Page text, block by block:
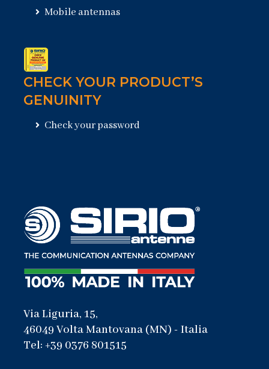
Mobile antennas
CHECK YOUR PRODUCT’S
GENUINITY
Check your password
Via Liguria, 15,
46049 Volta Mantovana (MN) - Italia
Tel: +39 0376 801515